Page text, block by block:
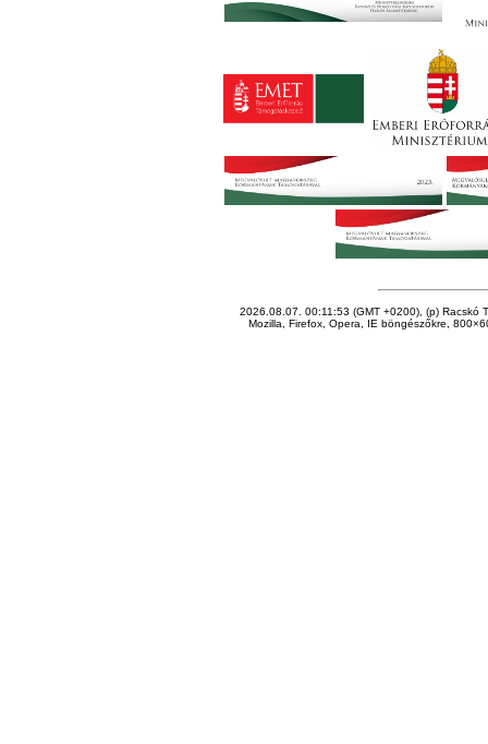
2026.08.07. 00:11:53 (GMT +0200), (p) Racskó
Mozilla, Firefox, Opera, IE böngészőkre,